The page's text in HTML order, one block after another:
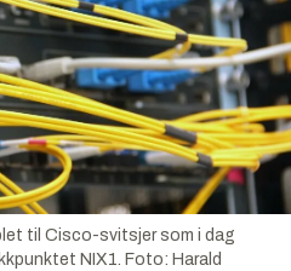
til Cisco-svitsjer som i dag
NIX1. Foto: Harald